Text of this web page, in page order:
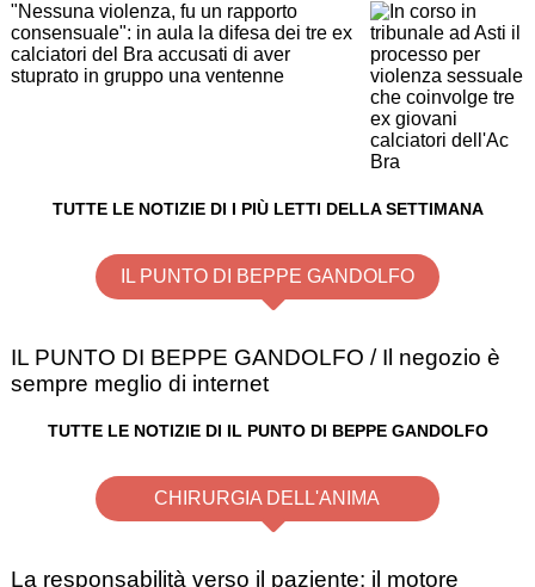
"Nessuna violenza, fu un rapporto
consensuale": in aula la difesa dei tre ex
calciatori del Bra accusati di aver
stuprato in gruppo una ventenne
TUTTE LE NOTIZIE DI I PIÙ LETTI DELLA SETTIMANA
IL PUNTO DI BEPPE GANDOLFO
IL PUNTO DI BEPPE GANDOLFO / Il negozio è
sempre meglio di internet
TUTTE LE NOTIZIE DI IL PUNTO DI BEPPE GANDOLFO
CHIRURGIA DELL'ANIMA
La responsabilità verso il paziente: il motore